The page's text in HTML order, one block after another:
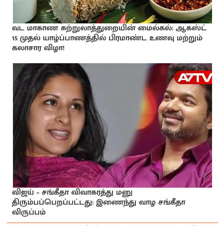
வட மாகாண சுற்றுலாத்துறையின் மைல்கல்: ஆகஸ்ட்
15 முதல் யாழ்ப்பாணத்தில் பிரமாண்ட உணவு மற்றும்
கலாசார விழா!
விஜய் – சங்கீதா விவாகரத்து மனு
திரும்பப்பெறப்பட்டது: இணைந்து வாழ சங்கீதா
விருப்பம்